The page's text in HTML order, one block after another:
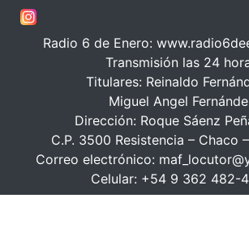
Radio 6 de Enero:
Transmisión las 24
Titulares: Reinaldo
Miguel Angel
Dirección: Roque Sáenz
C.P. 3500 Resistencia – Chaco
Correo electrónico:
Celular: +54 9 362 482-